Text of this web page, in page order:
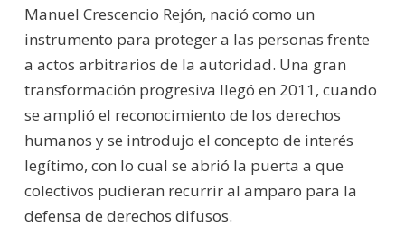
Manuel Crescencio Rejón, nació como un
instrumento para proteger a las personas frente
a actos arbitrarios de la autoridad. Una gran
transformación progresiva llegó en 2011, cuando
se amplió el reconocimiento de los derechos
humanos y se introdujo el concepto de interés
legítimo, con lo cual se abrió la puerta a que
colectivos pudieran recurrir al amparo para la
defensa de derechos difusos.